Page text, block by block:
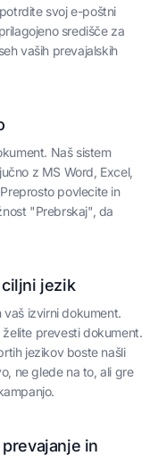
svoj e-poštni
središče za
vaših prevajalskih
Naš sistem
z MS Word, Excel,
povlecite in
"Prebrskaj", da
jezik
vaš izvirni dokument.
prevesti dokument.
jezikov boste našli
ne glede na to, ali gre
in